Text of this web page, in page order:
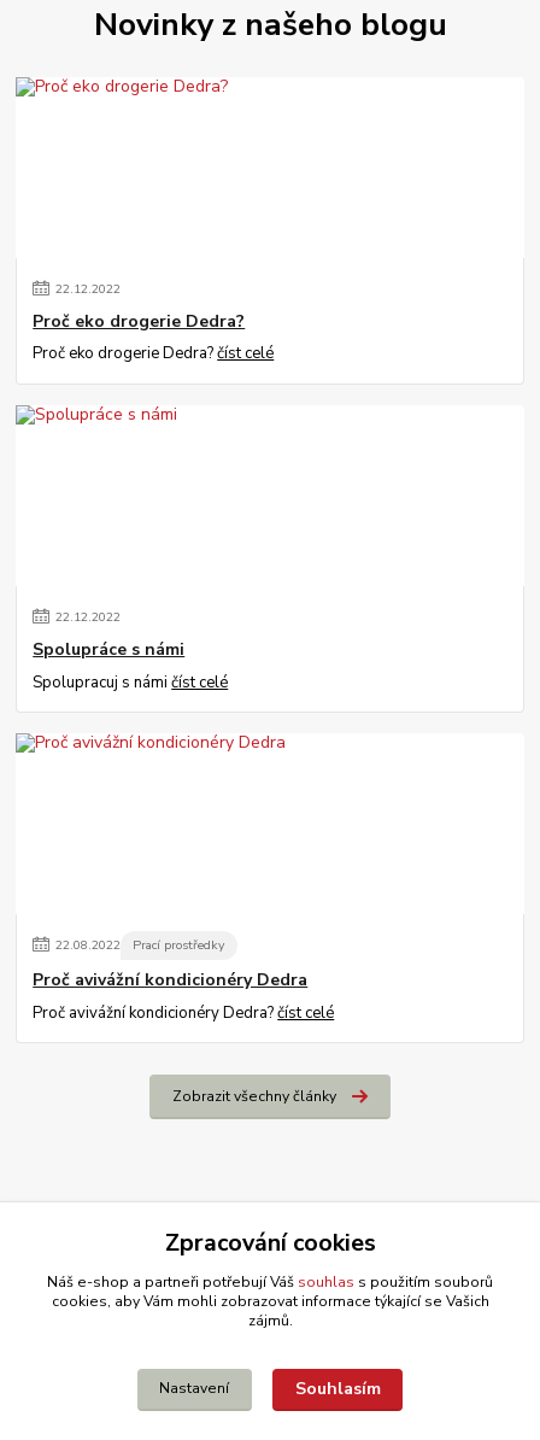
Novinky z našeho blogu
22.12.2022
Proč eko drogerie Dedra?
Proč eko drogerie Dedra?číst celé
22.12.2022
Spolupráce s námi
Spolupracuj s námičíst celé
22.08.2022 Prací prostředky
Proč avivážní kondicionéry Dedra
Proč avivážní kondicionéry Dedra?číst celé
Zobrazit všechny články
Zpracování cookies
Náš e-shop a partneři potřebují Váš souhlas s použitím souborů
cookies, aby Vám mohli zobrazovat informace týkající se Vašich
zájmů.
Nastavení Souhlasím